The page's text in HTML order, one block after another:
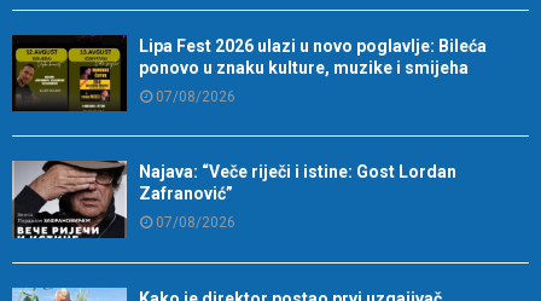
Lipa Fest 2026 ulazi u novo poglavlje: Bileća
ponovo u znaku kulture, muzike i smijeha
07/08/2026
Najava: “Veče riječi i istine: Gost Lordan
Zafranović”
07/08/2026